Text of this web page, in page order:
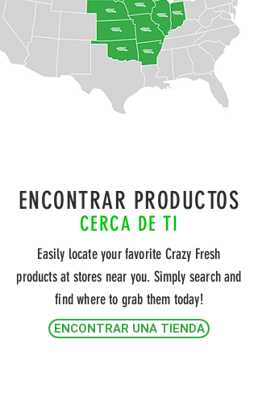
ENCONTRAR PRODUCTOS
CERCA DE TI
Easily locate your favorite Crazy Fresh
products at stores near you. Simply search and
find where to grab them today!
ENCONTRAR UNA TIENDA